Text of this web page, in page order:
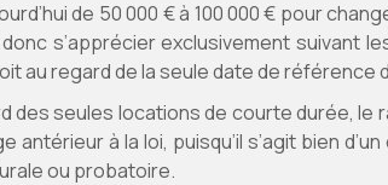
de 50 000 € à 100 000 € pour
s’apprécier exclusivement suivant
au regard de la seule date de référence
des seules locations de courte durée,
antérieur à la loi, puisqu’il s’agit bien
ou probatoire.